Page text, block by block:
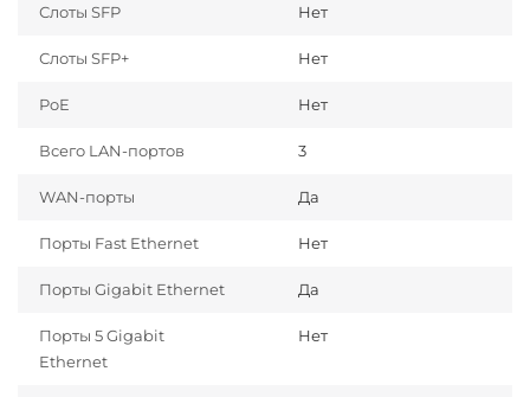
Слоты SFP Нет
Слоты SFP+ Нет
PoE Нет
Всего LAN-портов 3
WAN-порты Да
Порты Fast Ethernet Нет
Порты Gigabit Ethernet Да
Порты 5 Gigabit
Ethernet
Нет